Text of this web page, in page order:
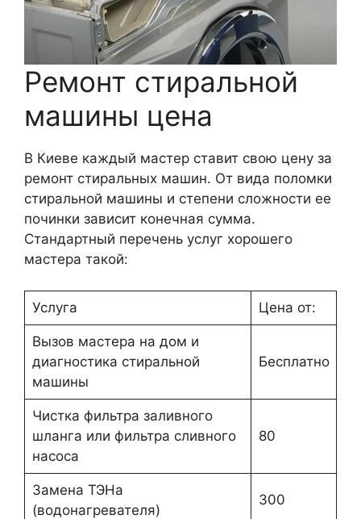
Ремонт стиральной
машины цена
В Киеве каждый мастер ставит свою цену за
ремонт стиральных машин. От вида поломки
стиральной машины и степени сложности ее
починки зависит конечная сумма.
Стандартный перечень услуг хорошего
мастера такой:
Услуга Цена от:
Вызов мастера на дом и
диагностика стиральной
машины
Бесплатно
Чистка фильтра заливного
шланга или фильтра сливного
насоса
80
Замена ТЭНа
(водонагревателя)
300